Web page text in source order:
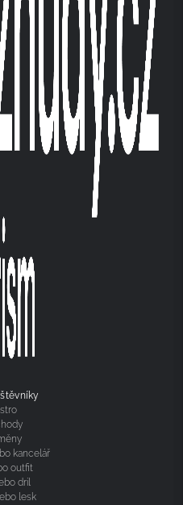
kancelář
outfit
dril
lesk